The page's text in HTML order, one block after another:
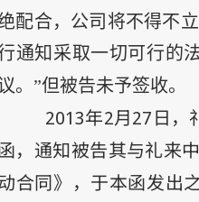
配合，公司将不得不
通知采取一切可行的
。”但被告未予签收。
2013年2月27日 ，
，通知被告其与礼来
合同》，于本函发出